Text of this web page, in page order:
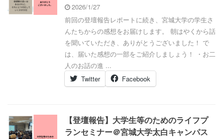
2026/1/27
前回の登壇報告レポートに続き、宮城大学の学生さ
んたちからの感想をお届けします。 朝はやくから話
を聞いていただき、ありがとうございました！ で
は、届いた感想の一部をご紹介しましょう！ ・お二
人のお話の進 ...
Twitter
Facebook
【登壇報告】大学生等のためのライフプ
ランセミナー＠宮城大学太白キャンパス